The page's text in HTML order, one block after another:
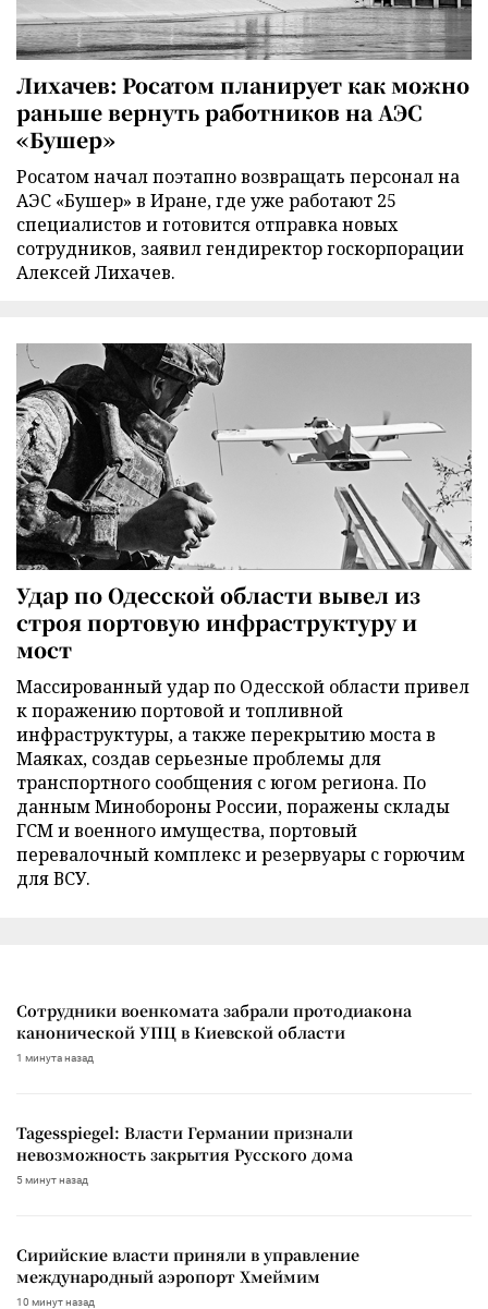
Лихачев: Росатом планирует как можно
раньше вернуть работников на АЭС
«Бушер»
Росатом начал поэтапно возвращать персонал на
АЭС «Бушер» в Иране, где уже работают 25
специалистов и готовится отправка новых
сотрудников, заявил гендиректор госкорпорации
Алексей Лихачев.
Удар по Одесской области вывел из
строя портовую инфраструктуру и
мост
Массированный удар по Одесской области привел
к поражению портовой и топливной
инфраструктуры, а также перекрытию моста в
Маяках, создав серьезные проблемы для
транспортного сообщения с югом региона. По
данным Минобороны России, поражены склады
ГСМ и военного имущества, портовый
перевалочный комплекс и резервуары с горючим
для ВСУ.
Сотрудники военкомата забрали протодиакона
канонической УПЦ в Киевской области
1 минута назад
Tagesspiegel: Власти Германии признали
невозможность закрытия Русского дома
5 минут назад
Сирийские власти приняли в управление
международный аэропорт Хмеймим
10 минут назад